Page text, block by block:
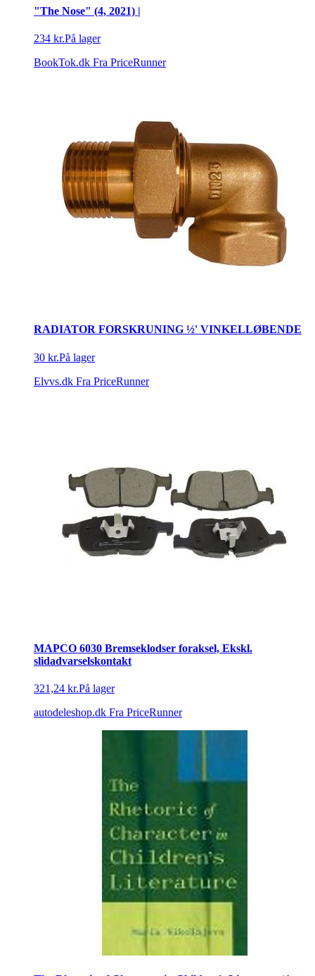
"The Nose" (4, 2021) |
234 kr.På lager
BookTok.dk Fra PriceRunner
RADIATOR FORSKRUNING ½' VINKELLØBENDE
30 kr.På lager
Elvvs.dk Fra PriceRunner
MAPCO 6030 Bremseklodser foraksel, Ekskl.
slidadvarselskontakt
321,24 kr.På lager
autodeleshop.dk Fra PriceRunner